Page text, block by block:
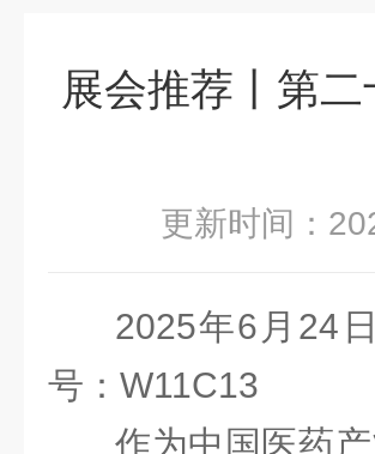
展会推荐丨第
更新时间：
2025年6月
号：W11C13
作为中国医药